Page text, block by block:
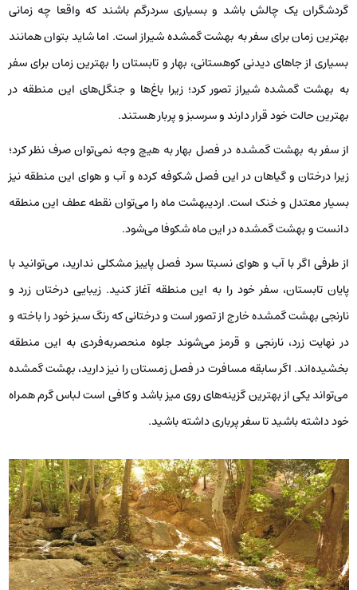
گردشگران یک چالش باشد و بسیاری سردرگم باشند که واقعا چه زمانی
بهترین زمان برای سفر به بهشت گمشده شیراز است. اما شاید بتوان همانند
بسیاری از جاهای دیدنی کوهستانی، بهار و تابستان را بهترین زمان برای سفر
به بهشت گمشده شیراز تصور کرد؛ زیرا باغ‌ها و جنگل‌های این منطقه در
بهترین حالت خود قرار دارند و سرسبز و پربار هستند.
از سفر به بهشت گمشده در فصل بهار به هیچ وجه نمی‌توان صرف نظر کرد؛
زیرا درختان و گیاهان در این فصل شکوفه کرده و آب و هوای این منطقه نیز
بسیار معتدل و خنک است. اردیبهشت ماه را می‌توان نقطه عطف این منطقه
دانست و بهشت گمشده در این ماه شکوفا می‌شود.
از طرفی اگر با آب و هوای نسبتا سرد فصل پاییز مشکلی ندارید، می‌توانید با
پایان تابستان، سفر خود را به این منطقه آغاز کنید. زیبایی درختان زرد و
نارنجی بهشت گمشده خارج از تصور است و درختانی که رنگ سبز خود را باخته و
در نهایت زرد، نارنجی و قرمز می‌شوند جلوه منحصربه‌فردی به این منطقه
بخشیده‌اند. اگر سابقه مسافرت در فصل زمستان را نیز دارید، بهشت گمشده
می‌تواند یکی از بهترین گزینه‌های روی میز باشد و کافی است لباس گرم همراه
خود داشته باشید تا سفر پرباری داشته باشید.